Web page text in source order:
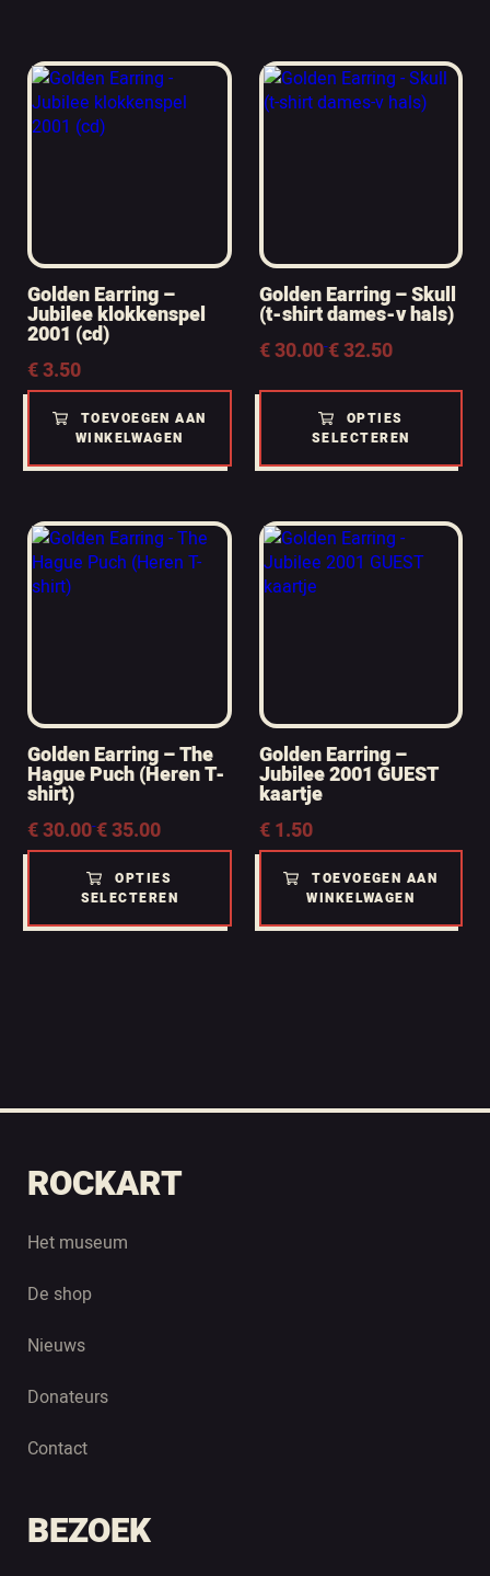
Golden Earring –
Jubilee klokkenspel
2001 (cd)
€3.50
TOEVOEGEN AAN
WINKELWAGEN
Golden Earring – Skull
(t-shirt dames-v hals)
€30.00-€32.50
Prijsklasse:
tot
OPTIES
SELECTEREN
Golden Earring – The
Hague Puch (Heren T-
shirt)
€30.00-€35.00
Prijsklasse:
€ 30.00
OPTIES
SELECTEREN
Golden Earring –
Jubilee 2001 GUEST
kaartje
€1.50
TOEVOEGEN AAN
WINKELWAGEN
ROCKART
Het museum
De shop
Nieuws
Donateurs
Contact
BEZOEK